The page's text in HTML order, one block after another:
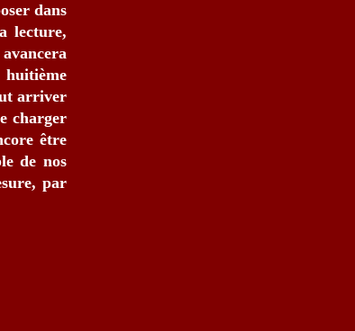
dans
lecture,
arriver
charger
être
de nos
par